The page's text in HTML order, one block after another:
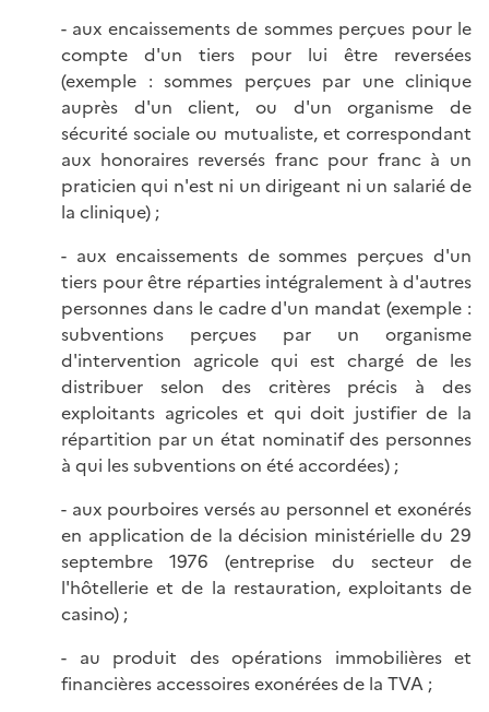
- aux encaissements de sommes perçues pour le
compte d'un tiers pour lui être reversées
(exemple : sommes perçues par une clinique
auprès d'un client, ou d'un organisme de
sécurité sociale ou mutualiste, et correspondant
aux honoraires reversés franc pour franc à un
praticien qui n'est ni un dirigeant ni un salarié de
la clinique) ;
- aux encaissements de sommes perçues d'un
tiers pour être réparties intégralement à d'autres
personnes dans le cadre d'un mandat (exemple :
subventions perçues par un organisme
d'intervention agricole qui est chargé de les
distribuer selon des critères précis à des
exploitants agricoles et qui doit justifier de la
répartition par un état nominatif des personnes
à qui les subventions on été accordées) ;
- aux pourboires versés au personnel et exonérés
en application de la décision ministérielle du 29
septembre 1976 (entreprise du secteur de
l'hôtellerie et de la restauration, exploitants de
casino) ;
- au produit des opérations immobilières et
financières accessoires exonérées de la TVA ;